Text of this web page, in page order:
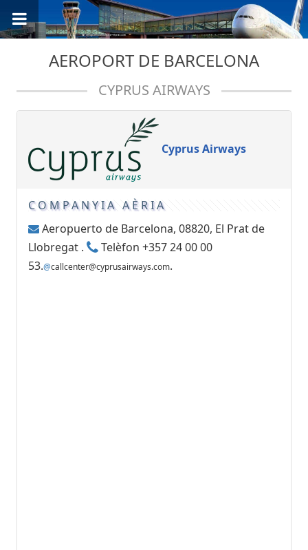
AEROPORT DE BARCELONA
CYPRUS AIRWAYS
Cyprus Airways
COMPANYIA AÈRIA
Aeropuerto de Barcelona, 08820, El Prat de
Llobregat .
Telèfon +357 24 00 00
53.@callcenter@cyprusairways.com.